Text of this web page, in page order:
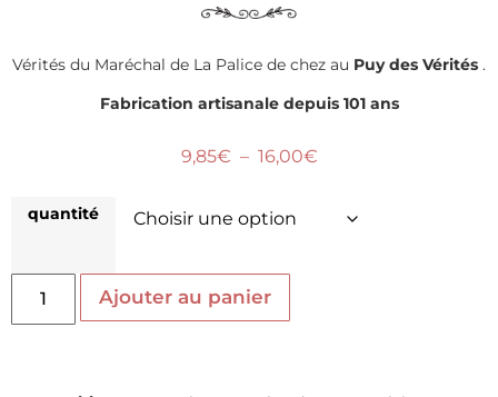
Vérités du Maréchal de La Palice de chez au Puy des Vérités .
Fabrication artisanale depuis 101 ans
9,85€ – 16,00€
quantité
Ajouter au panier